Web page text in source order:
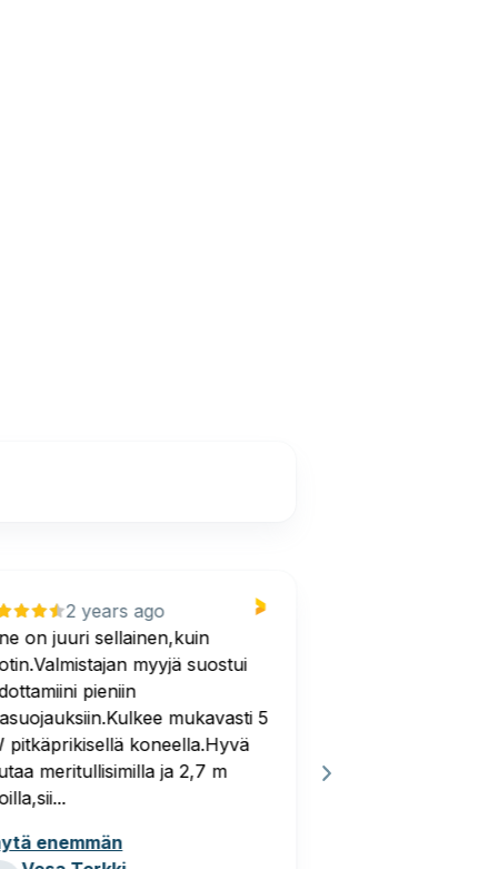
2 years ago
on juuri sellainen,kuin
myyjä suostui
pieniin
mukavasti 5
pitkäprikisellä koneella.Hyvä
meritullisimilla ja 2,7 m
enemmän